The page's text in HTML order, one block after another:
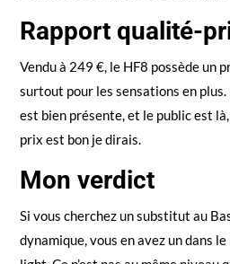
Rapport qualité-
Vendu à 249 €, le HF8 possède un
surtout pour les sensations en
est bien présente, et le public est
prix est bon je dirais.
Mon verdict
Si vous cherchez un substitut au
dynamique, vous en avez un dans